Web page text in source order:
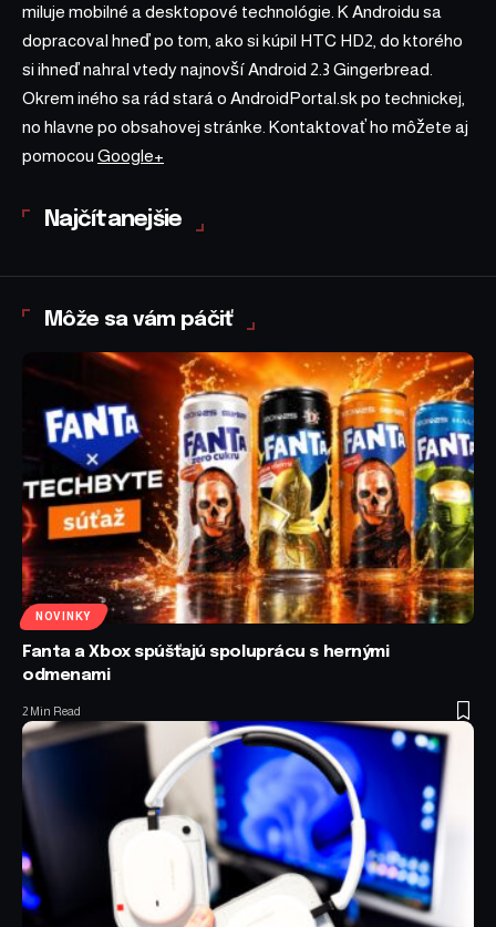
miluje mobilné a desktopové technológie. K Androidu sa
dopracoval hneď po tom, ako si kúpil HTC HD2, do ktorého
si ihneď nahral vtedy najnovší Android 2.3 Gingerbread.
Okrem iného sa rád stará o AndroidPortal.sk po technickej,
no hlavne po obsahovej stránke. Kontaktovať ho môžete aj
pomocou Google+
Najčítanejšie
Môže sa vám páčiť
NOVINKY
Fanta a Xbox spúšťajú spoluprácu s hernými
odmenami
2 Min Read